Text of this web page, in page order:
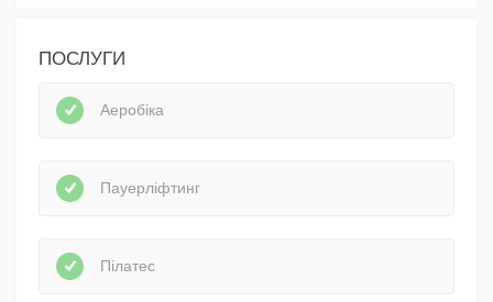
ПОСЛУГИ
Аеробіка
Пауерліфтинг
Пілатес